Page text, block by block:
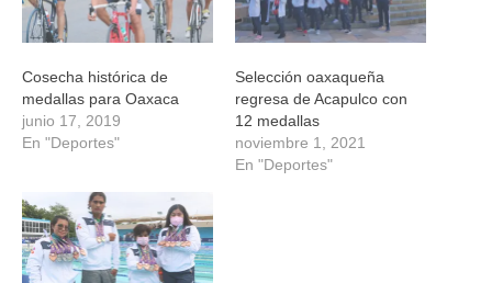
Cosecha histórica de
medallas para Oaxaca
junio 17, 2019
En "Deportes"
Selección oaxaqueña
regresa de Acapulco con
12 medallas
noviembre 1, 2021
En "Deportes"